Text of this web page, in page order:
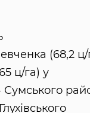
(68,2 ц/
ц/га) у